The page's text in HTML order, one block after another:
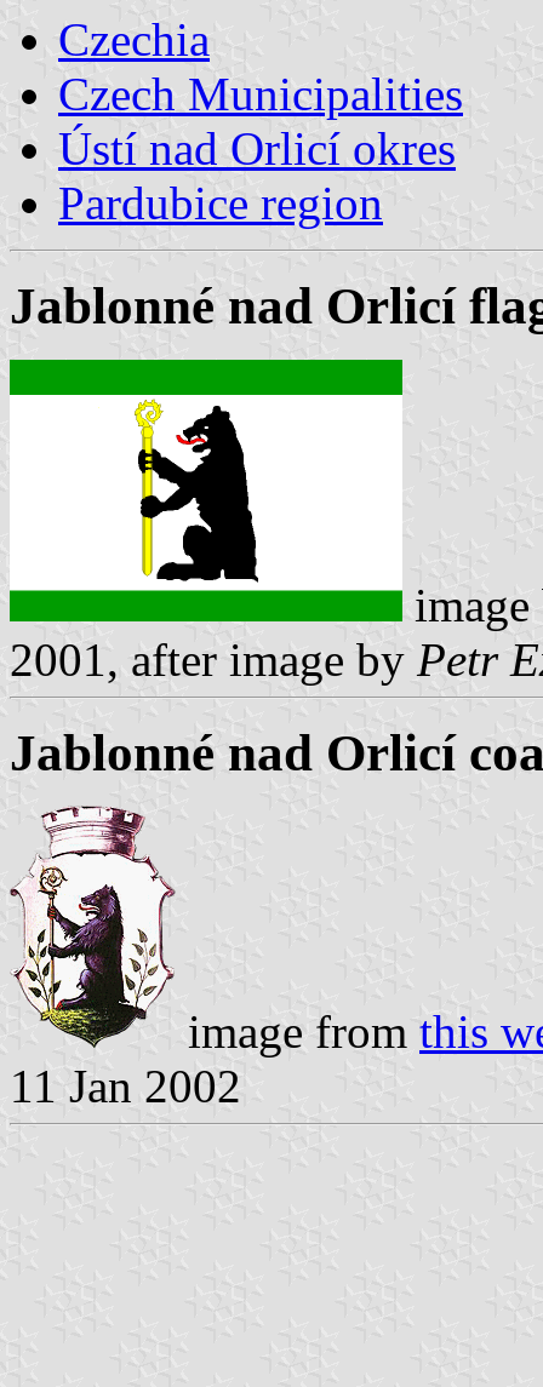
Czechia
Czech Municipalities
Ústí nad Orlicí okres
Pardubice region
Jablonné nad Orlicí
2001, after image by Petr
Jablonné nad Orlicí
image from this
11 Jan 2002